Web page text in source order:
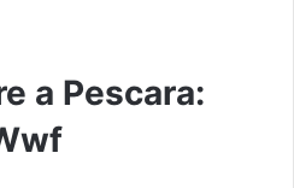
a Pescara: